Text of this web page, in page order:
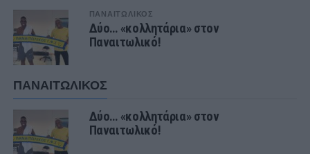
ΠΑΝΑΙΤΩΛΙΚΟΣ
Δύο… «κολλητάρια» στον
Παναιτωλικό!
ΠΑΝΑΙΤΩΛΙΚΟΣ
Δύο… «κολλητάρια» στον
Παναιτωλικό!